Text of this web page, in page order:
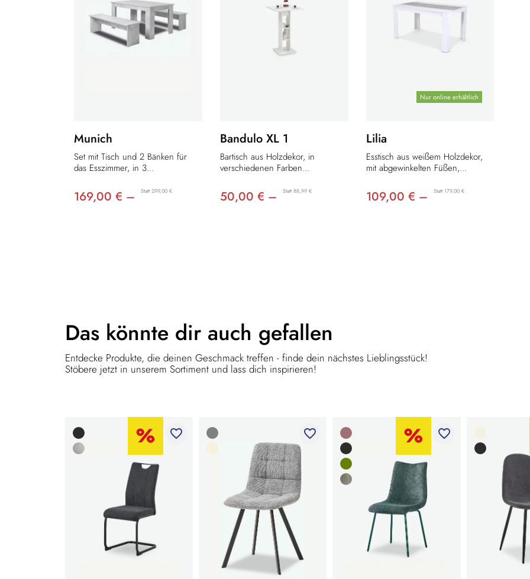
Munich
Set mit Tisch und 2 Bänken für
das Esszimmer, in 3...
169,00 € – Statt 299,00 €
Bandulo XL 1
Bartisch aus Holzdekor, in
verschiedenen Farben...
50,00 € – Statt 88,99 €
Nur online erhältlich
Lilia
Esstisch aus weißem Holzdekor,
mit abgewinkelten Füßen,...
109,00 € – Statt 179,00 €
Das könnte dir auch gefallen
Entdecke Produkte, die deinen Geschmack treffen - finde dein nächstes Lieblingsstück!
Stöbere jetzt in unserem Sortiment und lass dich inspirieren!
favorite_border favorite_border favorite_border